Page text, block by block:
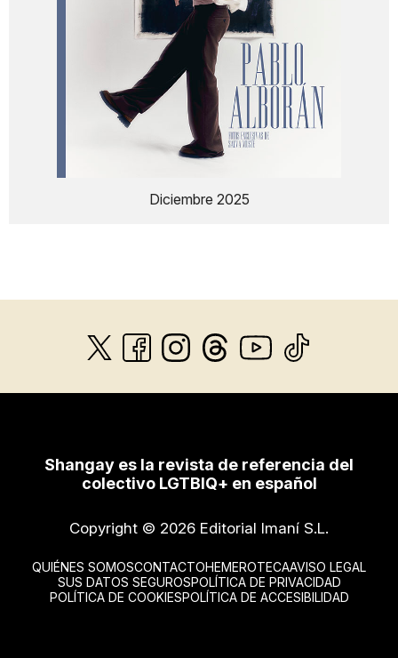
Diciembre 2025
Shangay es la revista de referencia del
colectivo LGTBIQ+ en español
Copyright © 2026 Editorial Imaní S.L.
QUIÉNES SOMOSCONTACTOHEMEROTECAAVISO LEGAL
SUS DATOS SEGUROSPOLÍTICA DE PRIVACIDAD
POLÍTICA DE COOKIESPOLÍTICA DE ACCESIBILIDAD